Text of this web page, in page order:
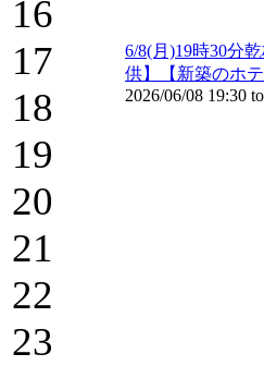
16
17
18
19
20
21
22
23
6/8(月)19時30分
供】【新築のホ
2026/06/08 19:30 to